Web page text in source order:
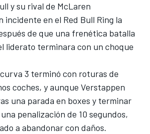
y su rival de McLaren
incidente en el Red Bull Ring la
de que una frenética batalla
liderato terminara con un choque
3 terminó con roturas de
coches, y aunque Verstappen
una parada en boxes y terminar
penalización de 10 segundos,
a abandonar con daños.